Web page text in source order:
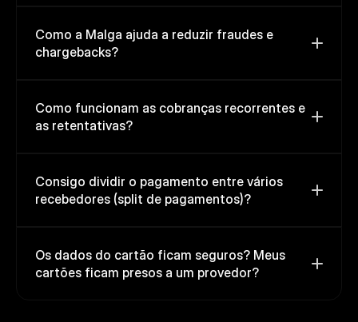
Como a Malga ajuda a reduzir fraudes e
chargebacks?
Como funcionam as cobranças recorrentes e
as retentativas?
Consigo dividir o pagamento entre vários
recebedores (split de pagamentos)?
Os dados do cartão ficam seguros? Meus
cartões ficam presos a um provedor?